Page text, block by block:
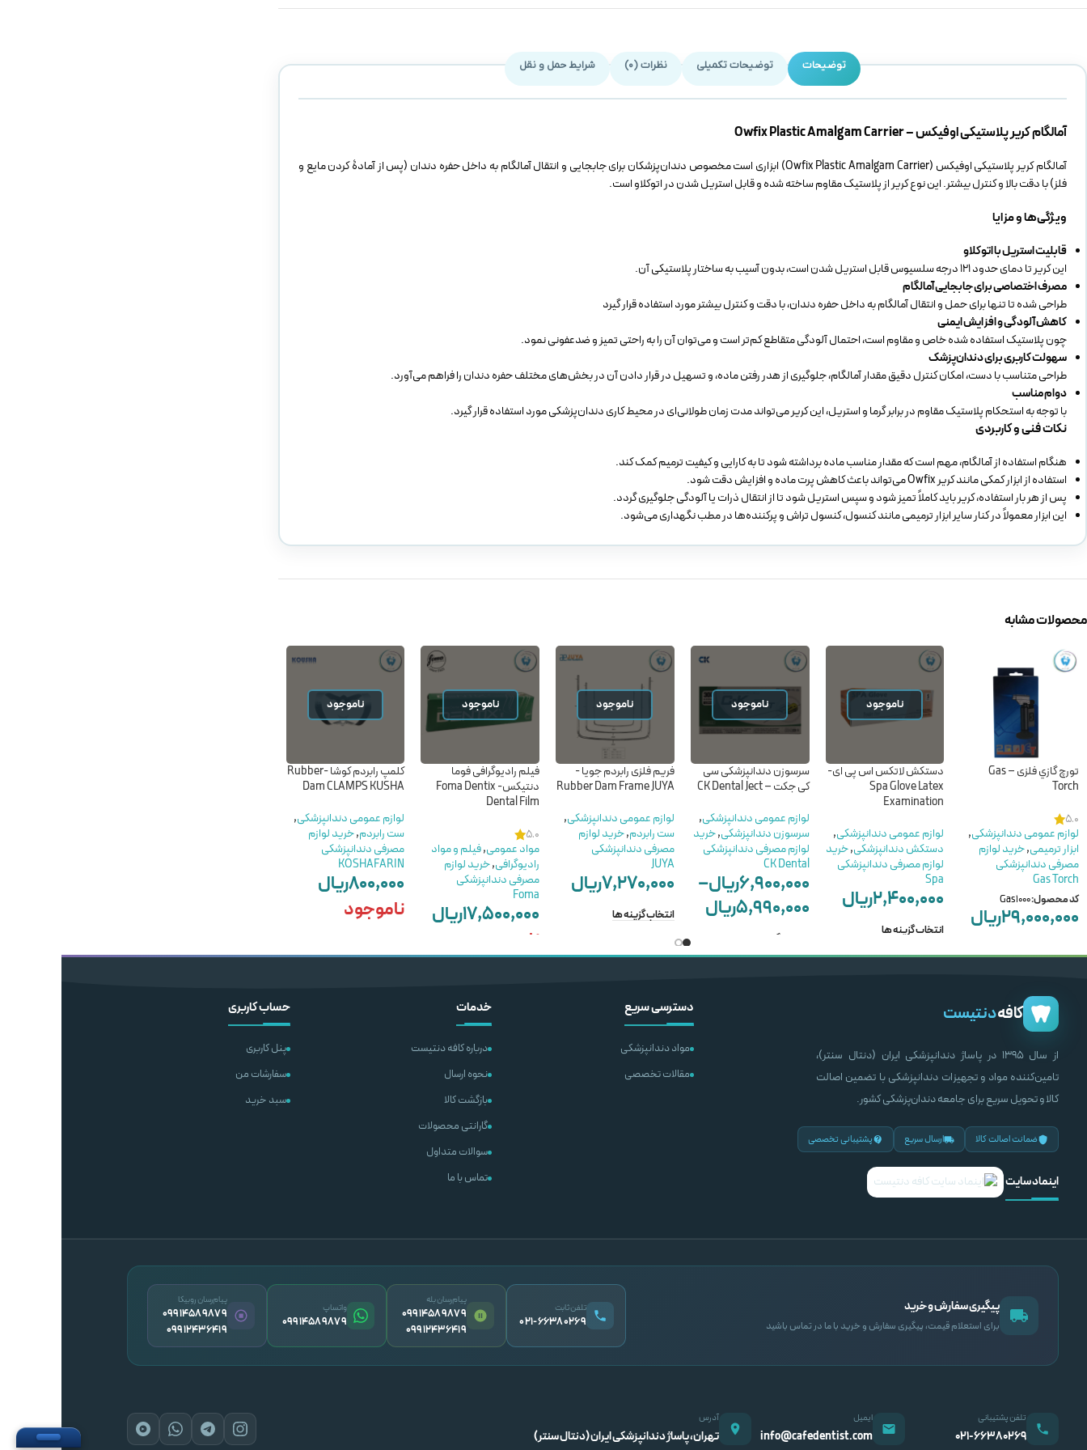
توضیحات توضیحات تکمیلی نظرات (0) شرایط حمل و نقل
آمالگام کریر پلاستیکی اوفیکس – Owfix Plastic Amalgam Carrier
آمالگام کریر پلاستیکی اوفیکس (Owfix Plastic Amalgam Carrier) ابزاری است مخصوص دندان‌پزشکان برای جابجایی و انتقال آمالگام به داخل حفره دندان (پس از آمادۀ کردن مایع و
فلز) با دقت بالا و کنترل بیشتر. این نوع کریر از پلاستیک مقاوم ساخته شده و قابل استریل شدن در اتوکلاو است.
ویژگی‌ها و مزایا
قابلیت استریل با اتوکلاو
این کریر تا دمای حدود ۱۲۱ درجه سلسیوس قابل استریل شدن است، بدون آسیب به ساختار پلاستیکی آن.
مصرف اختصاصی برای جابجایی آمالگام
طراحی شده تا تنها برای حمل و انتقال آمالگام به داخل حفره دندان، با دقت و کنترل بیشتر مورد استفاده قرار گیرد
کاهش آلودگی و افزایش ایمنی
چون پلاستیک استفاده شده خاص و مقاوم است، احتمال آلودگی متقاطع کم‌تر است و می‌توان آن را به راحتی تمیز و ضدعفونی نمود.
سهولت کاربری برای دندان‌پزشک
طراحی متناسب با دست، امکان کنترل دقیق مقدار آمالگام، جلوگیری از هدر رفتن ماده، و تسهیل در قرار دادن آن در بخش‌های مختلف حفره دندان را فراهم می‌آورد.
دوام مناسب
با توجه به استحکام پلاستیک مقاوم در برابر گرما و استریل، این کریر می‌تواند مدت زمان طولانی‌ای در محیط کاری دندان‌پزشکی مورد استفاده قرار گیرد.
نکات فنی و کاربردی
هنگام استفاده از آمالگام، مهم است که مقدار مناسب ماده برداشته شود تا به کارایی و کیفیت ترمیم کمک کند.
استفاده از ابزار کمکی مانند کریر Owfix می‌تواند باعث کاهش پرت ماده و افزایش دقت شود.
پس از هر بار استفاده، کریر باید کاملاً تمیز شود و سپس استریل شود تا از انتقال ذرات یا آلودگی جلوگیری گردد.
این ابزار معمولاً در کنار سایر ابزار ترمیمی مانند کنسول‌، کنسول تراش و پرکننده‌ها در مطب نگهداری می‌شود.
محصولات مشابه
تورچ گازي فلزی – Gas
Torch
5.0
لوازم عمومی دندانپزشکی,
ابزار ترمیمی,خرید لوازم
مصرفی دندانپزشکی
Gas Torch
کد محصول:Gas1000
۲۹,۰۰۰,۰۰۰ریال
ناموجود
دستکش لاتکس اس پی ای-
Spa Glove Latex
Examination
لوازم عمومی دندانپزشکی,
دستکش دندانپزشکی,خرید
لوازم مصرفی دندانپزشکی
Spa
۲,۴۰۰,۰۰۰ریال
انتخاب گزینه ها
ناموجود
سرسوزن دندانپزشکی سی
کی جکت – CK Dental Ject
لوازم عمومی دندانپزشکی,
سرسوزن دندانپزشکی,خرید
لوازم مصرفی دندانپزشکی
CK Dental
۶,۹۰۰,۰۰۰ریال–
۵,۹۹۰,۰۰۰ریال
انتخاب گزینه ها
ناموجود
فریم فلزی رابردم جویا -
Rubber Dam Frame JUYA
لوازم عمومی دندانپزشکی,
ست رابردم,خرید لوازم
مصرفی دندانپزشکی
JUYA
۷,۲۷۰,۰۰۰ریال
انتخاب گزینه ها
ناموجود
فیلم رادیوگرافی فوما
دنتیکس- Foma Dentix
Dental Film
5.0
مواد عمومی,فیلم و مواد
رادیوگرافی,خرید لوازم
مصرفی دندانپزشکی
Foma
۱۷,۵۰۰,۰۰۰ریال
ناموجود
ناموجود
کلمپ رابردم کوشا -Rubber
Dam CLAMPS KUSHA
لوازم عمومی دندانپزشکی,
ست رابردم,خرید لوازم
مصرفی دندانپزشکی
KOSHAFARIN
۸۰۰,۰۰۰ریال
ناموجود
اطلاعات بیشتر
کافهدنتیست
از سال ۱۳۹۵ در پاساژ دندانپزشکی ایران (دنتال سنتر)،
تامین‌کننده مواد و تجهیزات دندانپزشکی با تضمین اصالت
کالا و تحویل سریع برای جامعه دندان‌پزشکی کشور.
ضمانت اصالت کالا ارسال سریع پشتیبانی تخصصی
اینماد سایت
دسترسی سریع
مواد دندانپزشکی
مقالات تخصصی
خدمات
درباره کافه دنتیست
نحوه ارسال
بازگشت کالا
گارانتی محصولات
سوالات متداول
تماس با ما
حساب کاربری
پنل کاربری
سفارشات من
سبد خرید
پیگیری سفارش و خرید
برای استعلام قیمت، پیگیری سفارش و خرید با ما در تماس باشید
تلفن ثابت
۰۲۱-۶۶۳۸۰۲۶۹
پیام‌رسان بله
09914589879
09912436419
واتساپ
09914589879
پیام‌رسان روبیکا
09914589879
09912436419
تلفن پشتیبانی
۰۲۱-۶۶۳۸۰۲۶۹
ایمیل
info@cafedentist.com
آدرس
تهران، پاساژ دندانپزشکی ایران (دنتال سنتر)